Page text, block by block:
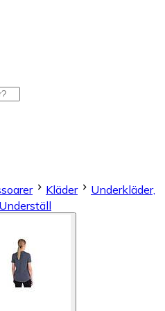
Kläder
Underkläder,
Underställ